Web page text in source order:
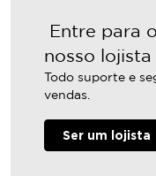
Entre para
nosso lojista
Todo suporte e
vendas.
Ser um lojista